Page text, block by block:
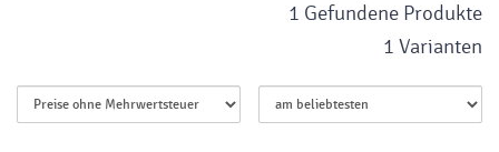
1 Gefundene Produkte
1 Varianten